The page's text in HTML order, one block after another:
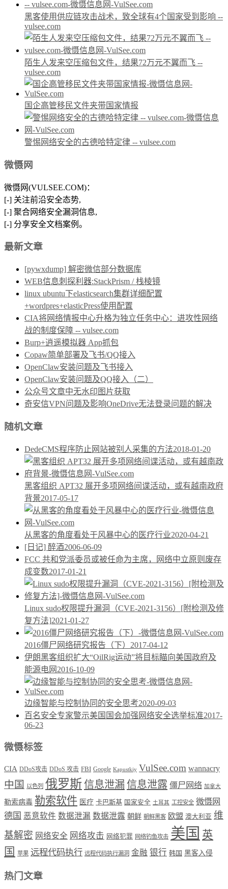
黑客使用供应链攻击战术，致全球有4个国家受到影响 --
vulsee.com
陌生人发来空压缩包文件，结果72万元不翼而飞 --
vulsee.com
国企高管移民文件夹带国家情报
警惕网络安全的古德哈特定律 -- vulsee.com
微慑网
微慑网(VULSEE.COM)：
[-] 关注前沿安全态势,
[-] 聚合网络安全漏洞信息,
[-] 分享安全文档案例。
最新文章
[pywxdump] 解密微信部分数据库
WEB信息刺探利器:StackPrism / 栈棱镜
linux ubuntu下elasticsearch集群详细配置
+wordpres+elasticPress使用配置
CIA将网络情报中心升格为独立任务中心：进攻性网络
战的制度保障 -- vulsee.com
Burp+逍遥模拟器 App抓包
Copaw简单部署及飞书/QQ接入
OpenClaw安装问题及飞书接入
OpenClaw安装问题及QQ接入（二）
公众号文章中无水印图片获取
奇安信VPN问题及影响OneDrive无法登录问题的解决
随机文章
DedeCMS程序防止网站被别人采集的方法2018-01-20
黑客组织 APT32 展开多项网络间谍活动，或有越南政府
背景2017-05-17
从黑客的角度看处于风暴中心的医疗行业2020-04-21
[日记] 醉酒2006-06-09
FCC 共和党派委员或被任命为主席，网络中立原则废存
成变数2017-01-21
Linux sudo权限提升漏洞（CVE-2021-3156）[附检测及修
复方法]2021-01-27
2016僵尸网络研究报告（下） 2017-04-12
伊朗黑客组织扩大“OilRig运动”将目标瞄向美国政府及
能源电网 2016-10-09
边缘智能与控制协同的安全思考2020-09-03
百名安全专家警示美国国会加强网络安全选举标准2017-
06-23
微慑标签
CIA DDoS攻击 DDoS 攻击 FBI Google Kapustkiy VulSee.com wannacry
中国 以色列 俄罗斯信息泄漏信息泄露 僵尸网络 加拿大
勒索病毒 勒索软件 医疗 卡巴斯基 国家安全 土耳其 工控安全 微慑网
德国 恶意软件 数据泄漏 数据泄露 朝鲜 朝鲜黑客 欧盟 澳大利亚 维
基解密 网络安全 网络攻击 网络犯罪 网络钓鱼攻击 美国 英
国
苹果 远程代码执行 远程代码执行漏洞 金融 银行 韩国 黑客入侵
热门文章